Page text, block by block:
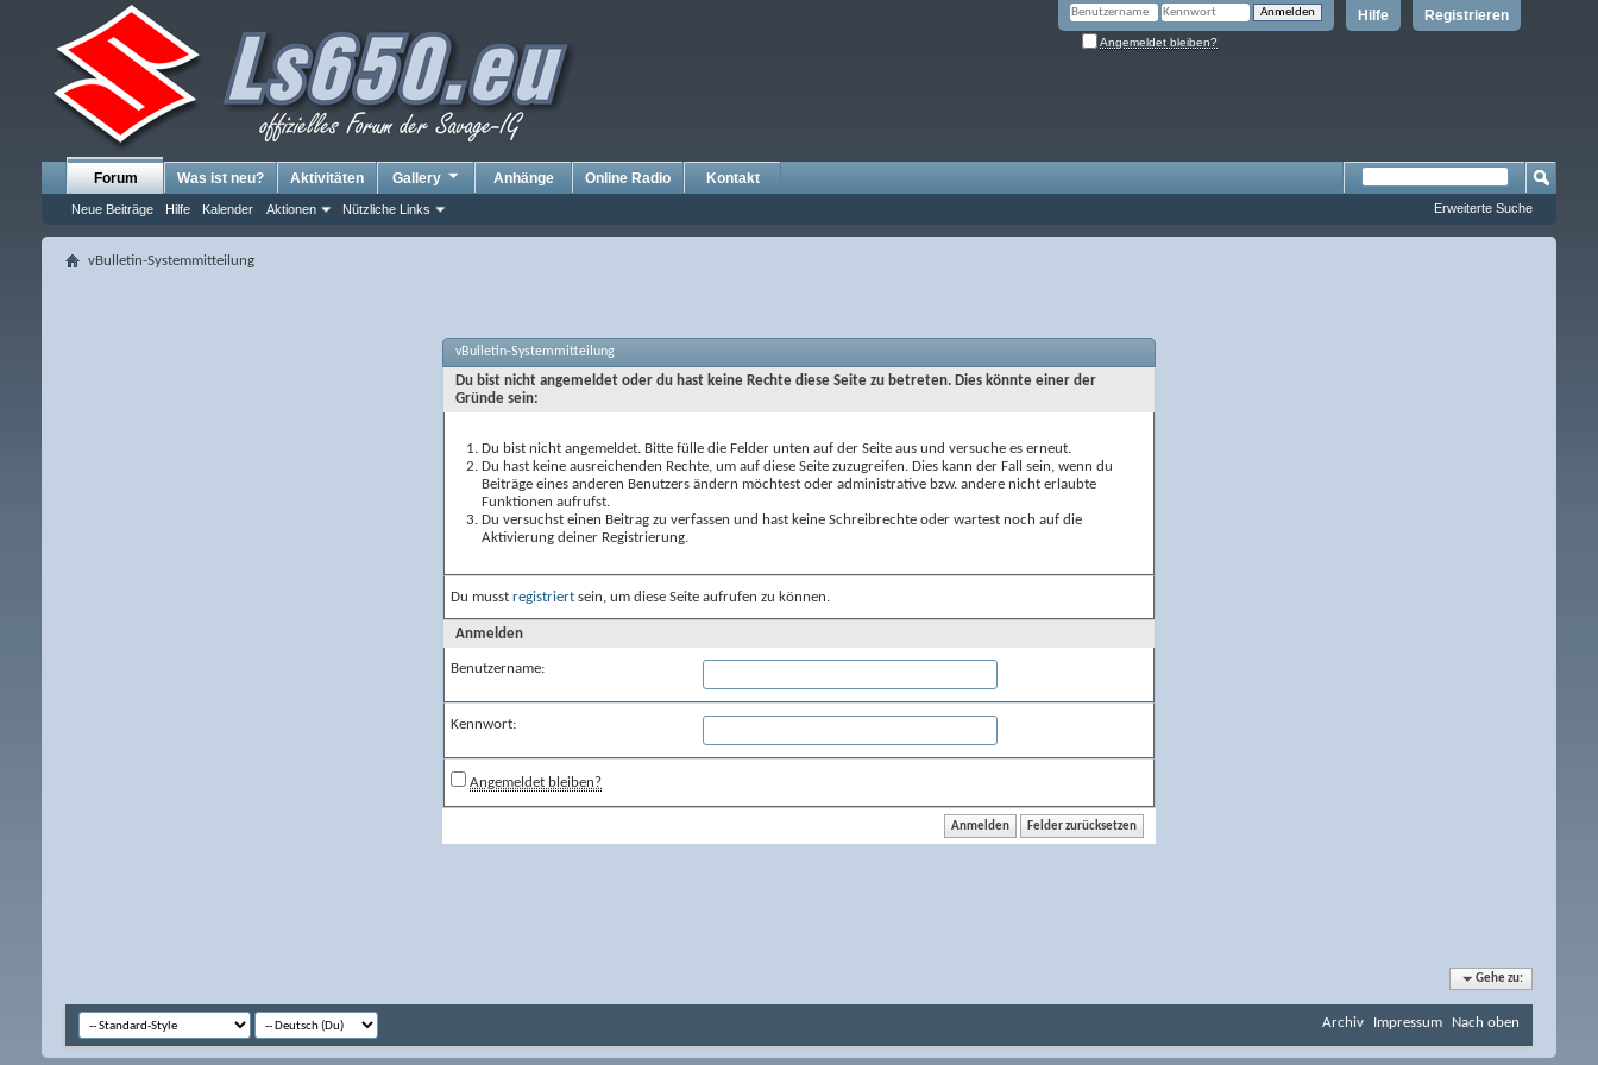
Registrieren
Hilfe
Angemeldet bleiben?
Forum
Neue Beiträge Hilfe Kalender Aktionen Nützliche Links
Was ist neu? Aktivitäten Gallery Anhänge Online Radio Kontakt
Erweiterte Suche
vBulletin-Systemmitteilung
vBulletin-Systemmitteilung
Du bist nicht angemeldet oder du hast keine Rechte diese Seite zu betreten. Dies könnte einer der
Gründe sein:
Du bist nicht angemeldet. Bitte fülle die Felder unten auf der Seite aus und versuche es erneut.
Du hast keine ausreichenden Rechte, um auf diese Seite zuzugreifen. Dies kann der Fall sein, wenn du
Beiträge eines anderen Benutzers ändern möchtest oder administrative bzw. andere nicht erlaubte
Funktionen aufrufst.
Du versuchst einen Beitrag zu verfassen und hast keine Schreibrechte oder wartest noch auf die
Aktivierung deiner Registrierung.
Du musst registriert sein, um diese Seite aufrufen zu können.
Anmelden
Benutzername:
Kennwort:
Angemeldet bleiben?
Gehe zu:
Archiv Impressum Nach oben